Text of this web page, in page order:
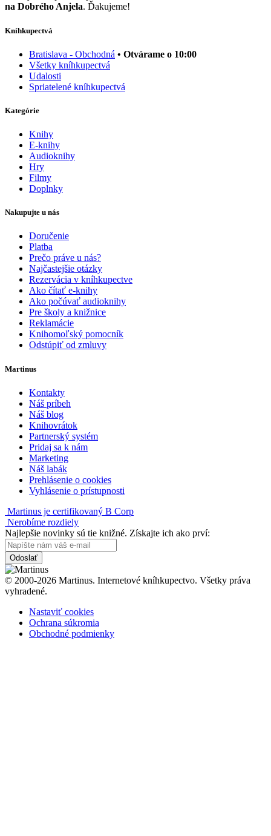
na Dobrého Anjela. Ďakujeme!
Kníhkupectvá
Bratislava - Obchodná • Otvárame o 10:00
Všetky kníhkupectvá
Udalosti
Spriatelené kníhkupectvá
Kategórie
Knihy
E-knihy
Audioknihy
Hry
Filmy
Doplnky
Nakupujte u nás
Doručenie
Platba
Prečo práve u nás?
Najčastejšie otázky
Rezervácia v kníhkupectve
Ako čítať e-knihy
Ako počúvať audioknihy
Pre školy a knižnice
Reklamácie
Knihomoľský pomocník
Odstúpiť od zmluvy
Martinus
Kontakty
Náš príbeh
Náš blog
Knihovrátok
Partnerský systém
Pridaj sa k nám
Marketing
Náš labák
Prehlásenie o cookies
Vyhlásenie o prístupnosti
Martinus je certifikovaný B Corp
Nerobíme rozdiely
Najlepšie novinky sú tie knižné. Získajte ich ako prví:
Odoslať
© 2000-2026 Martinus. Internetové kníhkupectvo. Všetky práva
vyhradené.
Nastaviť cookies
Ochrana súkromia
Obchodné podmienky